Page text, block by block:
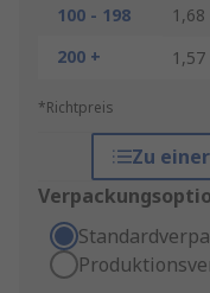
100 - 198
1,68
200 +
1,57
*Richtpreis
Zu